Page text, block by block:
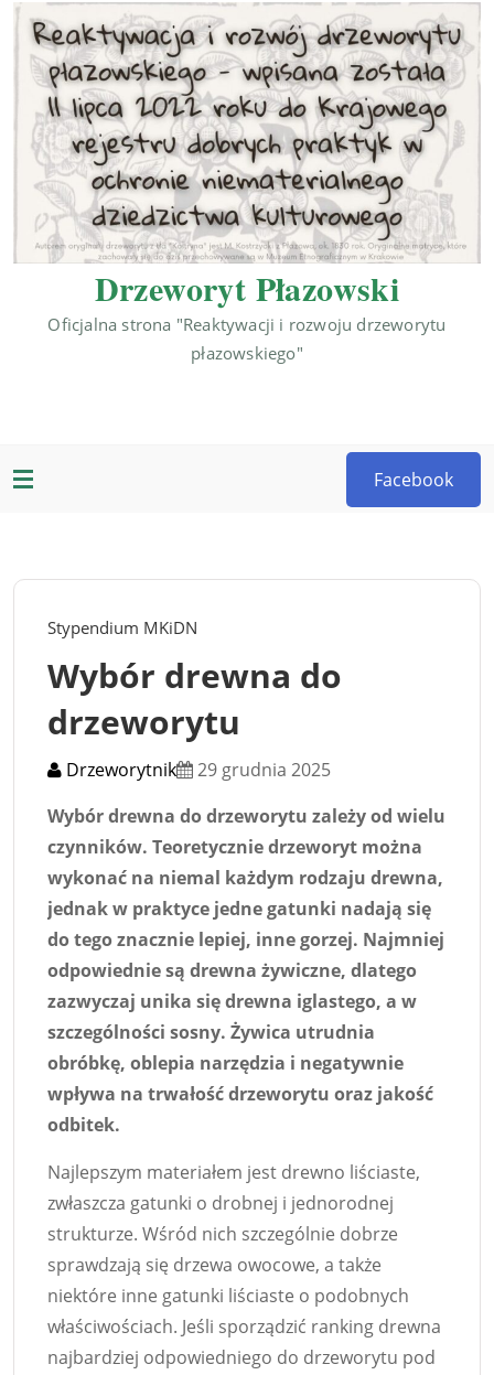
Drzeworyt Płazowski
Oficjalna strona "Reaktywacji i rozwoju drzeworytu
płazowskiego"
Facebook
Stypendium MKiDN
Wybór drewna do
drzeworytu
Drzeworytnik
29 grudnia 2025
Wybór drewna do drzeworytu zależy od wielu
czynników. Teoretycznie drzeworyt można
wykonać na niemal każdym rodzaju drewna,
jednak w praktyce jedne gatunki nadają się
do tego znacznie lepiej, inne gorzej. Najmniej
odpowiednie są drewna żywiczne, dlatego
zazwyczaj unika się drewna iglastego, a w
szczególności sosny. Żywica utrudnia
obróbkę, oblepia narzędzia i negatywnie
wpływa na trwałość drzeworytu oraz jakość
odbitek.
Najlepszym materiałem jest drewno liściaste,
zwłaszcza gatunki o drobnej i jednorodnej
strukturze. Wśród nich szczególnie dobrze
sprawdzają się drzewa owocowe, a także
niektóre inne gatunki liściaste o podobnych
właściwościach. Jeśli sporządzić ranking drewna
najbardziej odpowiedniego do drzeworytu pod